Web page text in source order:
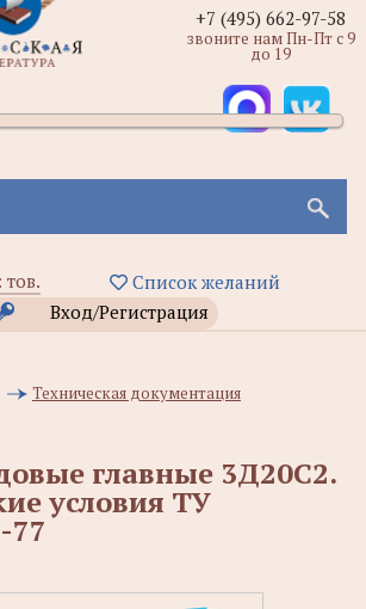
тов.
Список желаний
Вход/Регистрация
+7 (495) 662-97-58
звоните нам Пн-Пт с 9
до 19
Техническая документация
главные 3Д20С2.
условия ТУ
77